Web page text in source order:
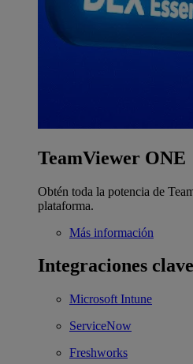
TeamViewer ONE
Obtén toda la potencia de
plataforma.
Más información
Integraciones clave
Microsoft Intune
ServiceNow
Freshworks